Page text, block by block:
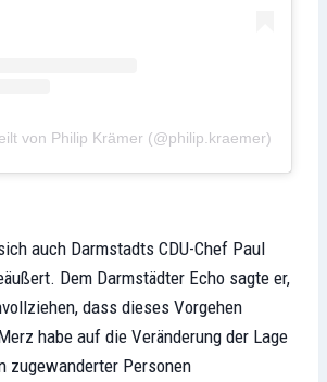
von Philip Krämer (@philip.kraemer)
auch Darmstadts CDU-Chef Paul
Dem Darmstädter Echo sagte er,
dass dieses Vorgehen
habe auf die Veränderung der Lage
zugewanderter Personen